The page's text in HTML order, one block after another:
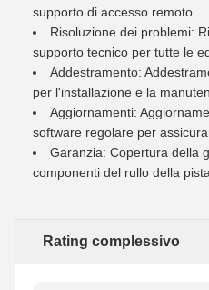
supporto di accesso remoto.
Risoluzione dei problemi:
supporto tecnico per tutte le
Addestramento:
per l'installazione e la
Aggiornamenti:
software regolare per
Garanzia: Copertura della
componenti del rullo della
Rating complessivo